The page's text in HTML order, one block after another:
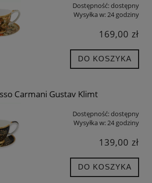
Dostępność:dostępny
Wysyłka w:24 godziny
169,00 zł
DO KOSZYKA
Carmani Gustav Klimt
Dostępność:dostępny
Wysyłka w:24 godziny
139,00 zł
DO KOSZYKA